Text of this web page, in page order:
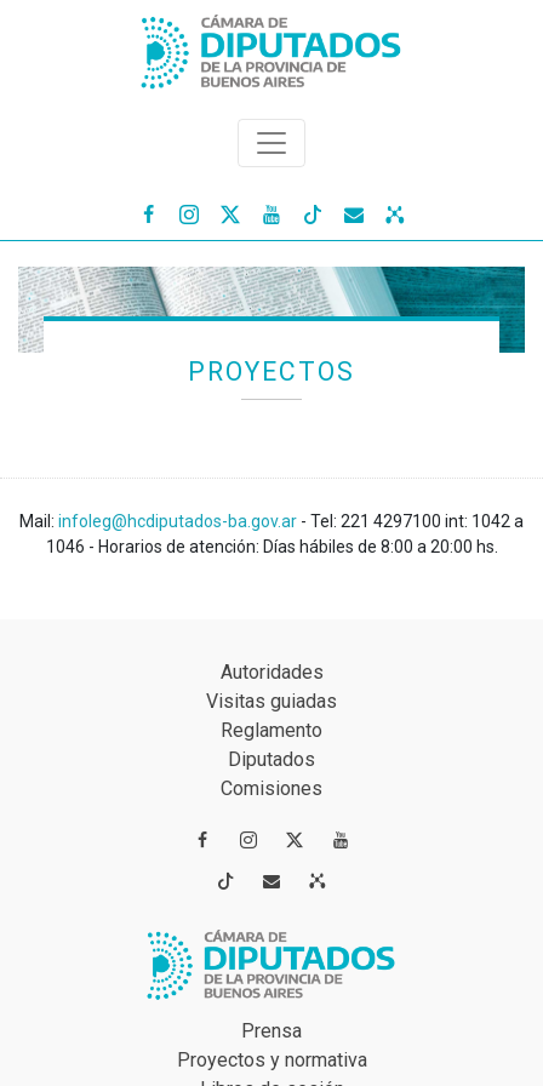
   
PROYECTOS
Mail: infoleg@hcdiputados-ba.gov.ar - Tel: 221 4297100 int: 1042 a
1046 - Horarios de atención: Días hábiles de 8:00 a 20:00 hs.
Autoridades
Visitas guiadas
Reglamento
Diputados
Comisiones
 
 
Prensa
Proyectos y normativa